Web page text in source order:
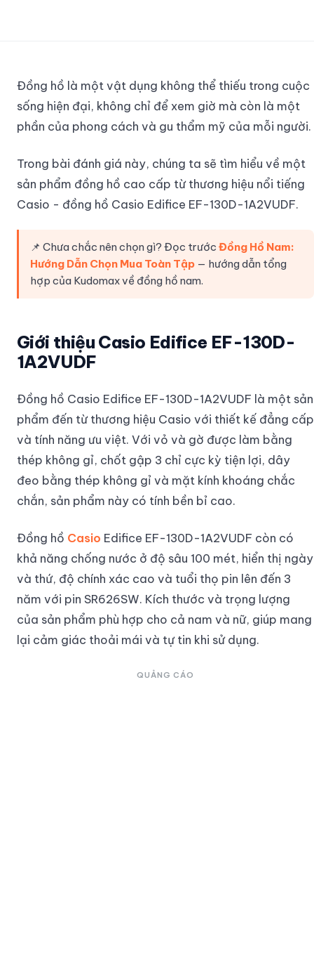
Đồng hồ là một vật dụng không thể thiếu trong cuộc
sống hiện đại, không chỉ để xem giờ mà còn là một
phần của phong cách và gu thẩm mỹ của mỗi người.
Trong bài đánh giá này, chúng ta sẽ tìm hiểu về một
sản phẩm đồng hồ cao cấp từ thương hiệu nổi tiếng
Casio - đồng hồ Casio Edifice EF-130D-1A2VUDF.
📌 Chưa chắc nên chọn gì? Đọc trước Đồng Hồ Nam:
Hướng Dẫn Chọn Mua Toàn Tập — hướng dẫn tổng
hợp của Kudomax về đồng hồ nam.
Giới thiệu Casio Edifice EF-130D-
1A2VUDF
Đồng hồ Casio Edifice EF-130D-1A2VUDF là một sản
phẩm đến từ thương hiệu Casio với thiết kế đẳng cấp
và tính năng ưu việt. Với vỏ và gờ được làm bằng
thép không gỉ, chốt gập 3 chỉ cực kỳ tiện lợi, dây
đeo bằng thép không gỉ và mặt kính khoáng chắc
chắn, sản phẩm này có tính bền bỉ cao.
Đồng hồ Casio Edifice EF-130D-1A2VUDF còn có
khả năng chống nước ở độ sâu 100 mét, hiển thị ngày
và thứ, độ chính xác cao và tuổi thọ pin lên đến 3
năm với pin SR626SW. Kích thước và trọng lượng
của sản phẩm phù hợp cho cả nam và nữ, giúp mang
lại cảm giác thoải mái và tự tin khi sử dụng.
QUẢNG CÁO